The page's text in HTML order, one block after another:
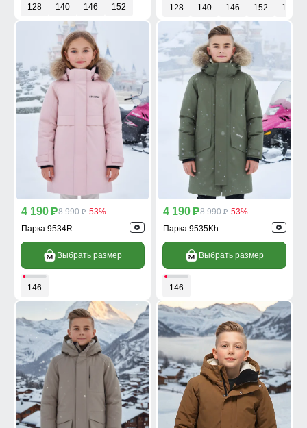
128 140 146 152 128 140 146 152 158
4 190 p8 990 p-53%
Парка 9534R
Выбрать размер
146
4 190 p8 990 p-53%
Парка 9535Kh
Выбрать размер
146